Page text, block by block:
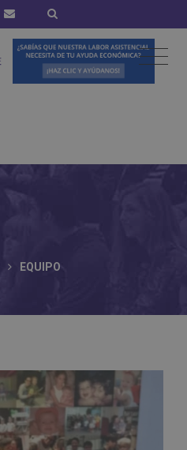
EQUIPO